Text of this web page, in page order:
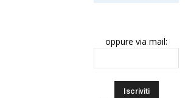
oppure via mail: